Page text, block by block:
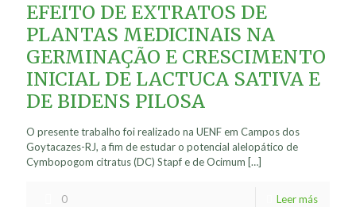
EFEITO DE EXTRATOS DE
PLANTAS MEDICINAIS NA
GERMINAÇÃO E CRESCIMENTO
INICIAL DE LACTUCA SATIVA E
DE BIDENS PILOSA
O presente trabalho foi realizado na UENF em Campos dos
Goytacazes-RJ, a fim de estudar o potencial alelopático de
Cymbopogom citratus (DC) Stapf e de Ocimum […]
0 Leer más